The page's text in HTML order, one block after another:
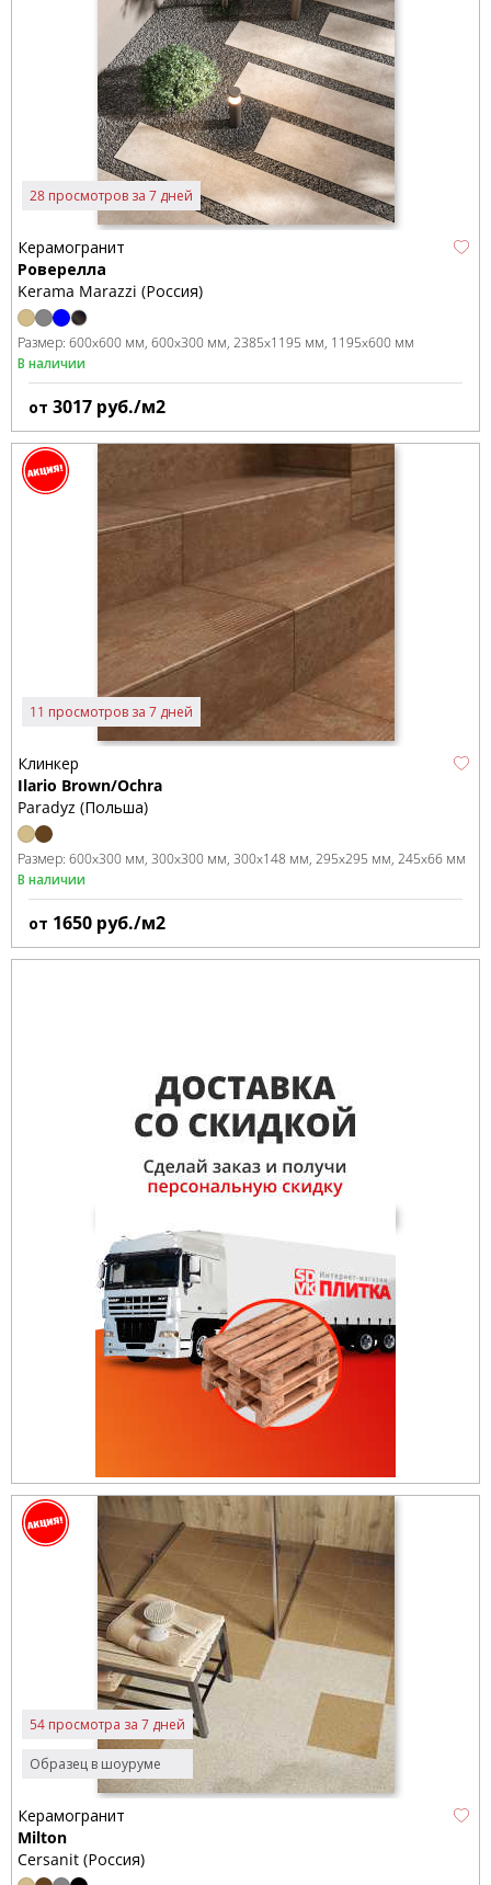
28 просмотров за 7 дней
Керамогранит
Роверелла
Kerama Marazzi (Россия)
Размер: 600x600 мм 600x300 мм 2385x1195 мм 1195x600 мм
В наличии
от 3017 руб./м2
11 просмотров за 7 дней
Клинкер
Ilario Brown/Ochra
Paradyz (Польша)
Размер: 600x300 мм 300x300 мм 300x148 мм 295x295 мм 245x66 мм
В наличии
от 1650 руб./м2
Образец в шоуруме
54 просмотра за 7 дней
Керамогранит
Milton
Cersanit (Россия)